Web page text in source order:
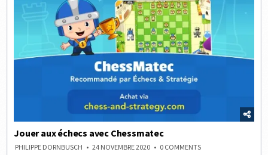
Jouer aux échecs avec Chessmatec
PHILIPPE DORNBUSCH 24 NOVEMBRE 2020 0 COMMENTSON